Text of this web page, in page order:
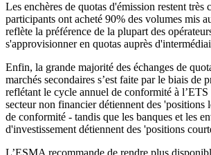
Les enchères de quotas d'émission restent très
participants ont acheté 90% des volumes mis
reflète la préférence de la plupart des
s'approvisionner en quotas auprès
Enfin, la grande majorité des échanges de
marchés secondaires s’est faite par le biais de
reflétant le cycle annuel de conformité à l’ETS
secteur non financier détiennent des 'positions
de conformité - tandis que les banques et les
d'investissement détiennent des 'positions
L’ESMA recommande de rendre plus